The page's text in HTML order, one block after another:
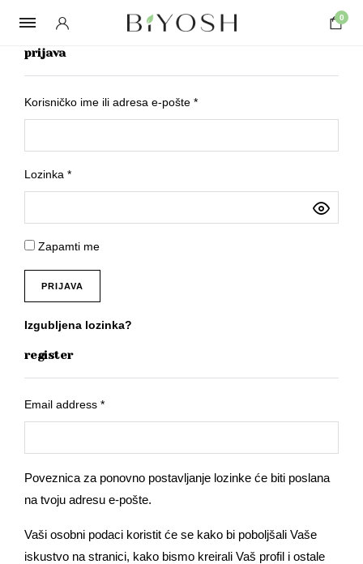
0
prijava
Korisničko ime ili adresa e-pošte *Required
Lozinka *Required
Zapamti me
PRIJAVA
Izgubljena lozinka?
register
Email address *Required
Poveznica za ponovno postavljanje lozinke će biti poslana
na tvoju adresu e-pošte.
Vaši osobni podaci koristit će se kako bi poboljšali Vaše
iskustvo na stranici, kako bismo kreirali Vaš profil i ostale